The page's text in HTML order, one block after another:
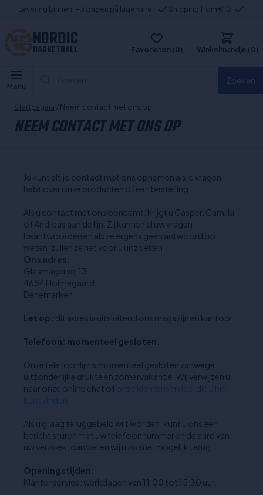
Levering binnen 1-3 dagen på lagervarer Shipping from €10
NORDIC
BASKETBALL Favorieten (0) Winkelmandje (0)
Menu
Startpagina / Neem contact met ons op
NEEM CONTACT MET ONS OP
Je kunt altijd contact met ons opnemen als je vragen
hebt over onze producten of een bestelling.
Als u contact met ons opneemt, krijgt u Casper, Camilla
of Andreas aan de lijn. Zij kunnen al uw vragen
beantwoorden en als ze ergens geen antwoord op
weten, zullen ze het voor u uitzoeken.
Ons adres:
Glasmagervej 13
4684 Holmegaard
Denemarken
Let op: dit adres is uitsluitend ons magazijn en kantoor.
Telefoon: momenteel gesloten.
Onze telefoonlijn is momenteel gesloten vanwege
uitzonderlijke drukte en zomervakantie. Wij verwijzen u
naar onze online chat of
Als u graag teruggebeld wilt worden, kunt u ons een
bericht sturen met uw telefoonnummer en de aard van
uw verzoek; dan bellen wij u zo snel mogelijk terug.
Openingstijden:
Klantenservice: werkdagen van 11:00 tot 15:30 uur.